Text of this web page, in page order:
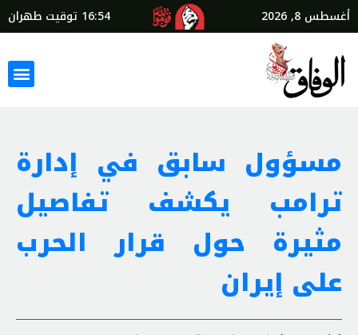
أغسطس 8, 2026 16:54 توقيت طهران
مسؤول سابق في إدارة
ترامب يكشف تفاصيل
مثيرة حول قرار الحرب
على إيران